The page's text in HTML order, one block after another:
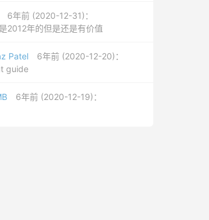
6年前 (2020-12-31)：
2012年的但是还是有价值
Patel
6年前 (2020-12-20)：
guide
6年前 (2020-12-19)：